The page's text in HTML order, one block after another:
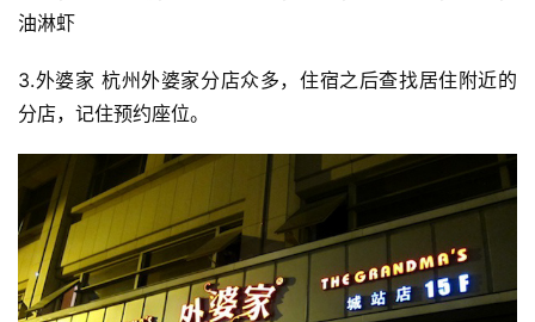
油淋虾
3.外婆家 杭州外婆家分店众多，住宿之后查找居住附近的
分店，记住预约座位。